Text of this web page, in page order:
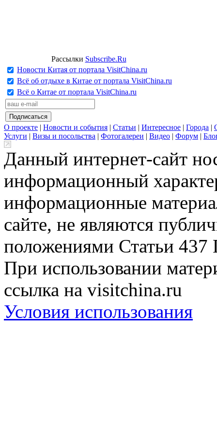
Рассылки Subscribe.Ru
Новости Китая от портала VisitChina.ru
Всё об отдыхе в Китае от портала VisitChina.ru
Всё о Китае от портала VisitChina.ru
О проекте | Новости и события | Статьи | Интересное | Города |
Услуги | Визы и посольства | Фотогалереи | Видео | Форум |
Данный интернет-сайт
информационный
информационные
сайте, не являются
положениями Статьи 437
При использовании
ссылка на visitchina.ru
Условия использования